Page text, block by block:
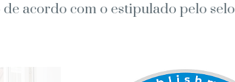
acordo com o estipulado pelo selo